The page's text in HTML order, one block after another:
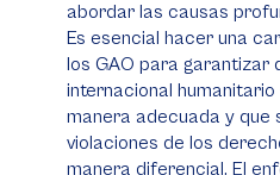
abordar las causas
Es esencial hacer una
los GAO para garantizar
internacional humanitario
manera adecuada y que
violaciones de los
manera diferencial. El